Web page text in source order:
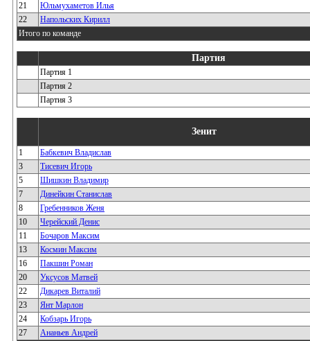
21
Юльмухаметов Илья
22
Напольских Кирилл
Итого по команде
Партия
Партия 1
Партия 2
Партия 3
Зенит
1
Бабкевич Владислав
3
Тисевич Игорь
5
Шишкин Владимир
7
Динейкин Станислав
8
Гребенников Женя
10
Черейский Денис
11
Бочаров Максим
13
Космин Максим
16
Пакшин Роман
20
Уксусов Матвей
22
Дикарев Виталий
23
Янт Марлон
24
Кобзарь Игорь
27
Ананьев Андрей